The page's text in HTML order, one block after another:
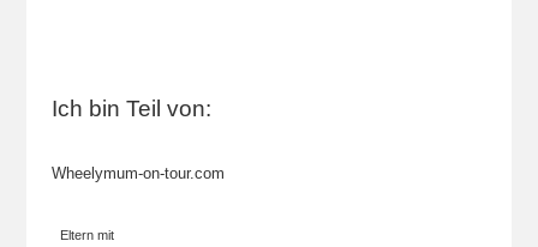
Ich bin Teil von:
Wheelymum-on-tour.com
Eltern mit